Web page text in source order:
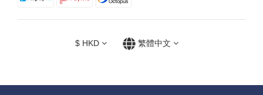
$ HKD 繁體中文